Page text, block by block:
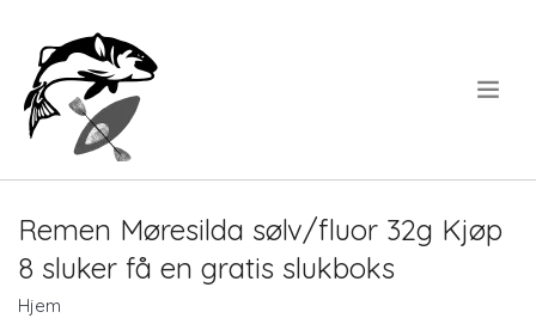
Remen Møresilda sølv/fluor 32g Kjøp
8 sluker få en gratis slukboks
Hjem